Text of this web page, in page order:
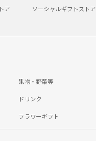
ア ソーシャルギフトストア
果物・野菜等
ドリンク
フラワーギフト